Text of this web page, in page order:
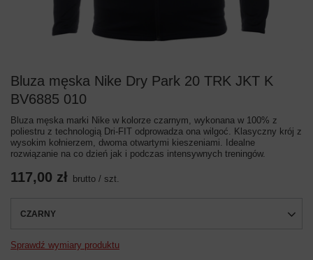
Bluza męska Nike Dry Park 20 TRK JKT K
BV6885 010
Bluza męska marki Nike w kolorze czarnym, wykonana w 100% z
poliestru z technologią Dri-FIT odprowadza ona wilgoć. Klasyczny krój z
wysokim kołnierzem, dwoma otwartymi kieszeniami. Idealne
rozwiązanie na co dzień jak i podczas intensywnych treningów.
117,00 zł brutto / szt.
CZARNY
Sprawdź wymiary produktu